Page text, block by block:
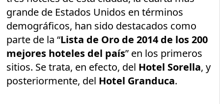
grande de Estados Unidos en términos
demográficos, han sido destacados como
parte de la “Lista de Oro de 2014 de los 200
mejores hoteles del país” en los primeros
sitios. Se trata, en efecto, del Hotel Sorella, y
posteriormente, del Hotel Granduca.